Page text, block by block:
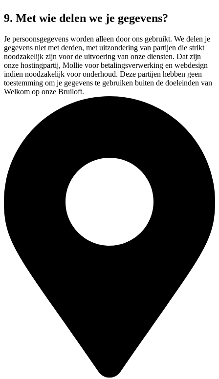
9. Met wie delen we je gegevens?
Je persoonsgegevens worden alleen door ons gebruikt. We delen je
gegevens niet met derden, met uitzondering van partijen die strikt
noodzakelijk zijn voor de uitvoering van onze diensten. Dat zijn
onze hostingpartij, Mollie voor betalingsverwerking en webdesign
indien noodzakelijk voor onderhoud. Deze partijen hebben geen
toestemming om je gegevens te gebruiken buiten de doeleinden van
Welkom op onze Bruiloft.